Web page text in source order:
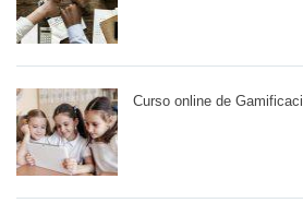
Curso online de